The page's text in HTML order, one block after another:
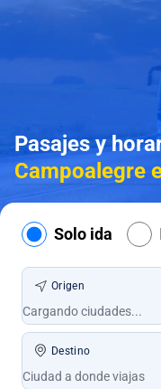
Pasajes y
Campoalegre
Solo ida
Origen
Destino